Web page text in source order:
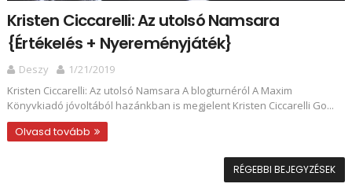
Kristen Ciccarelli: Az ​utolsó Namsara
{Értékelés + Nyereményjáték}
Deszy
1/21/2019
Kristen Ciccarelli: Az ​utolsó Namsara A blogturnéról A Maxim
Könyvkiadó jóvoltából hazánkban is megjelent Kristen Ciccarelli Go...
Olvasd tovább
RÉGEBBI BEJEGYZÉSEK